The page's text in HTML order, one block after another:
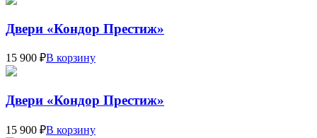
Двери «Кондор Престиж»
15 900 ₽В корзину
Двери «Кондор Престиж»
15 900 ₽В корзину